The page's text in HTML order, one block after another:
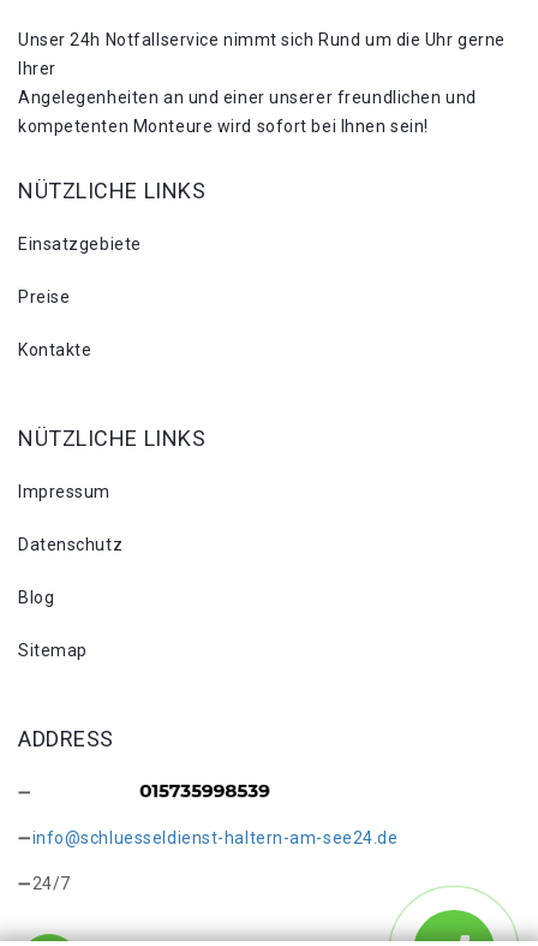
Unser 24h Notfallservice nimmt sich Rund um die Uhr gerne
Ihrer
Angelegenheiten an und einer unserer freundlichen und
kompetenten Monteure wird sofort bei Ihnen sein!
NÜTZLICHE LINKS
Einsatzgebiete
Preise
Kontakte
NÜTZLICHE LINKS
Impressum
Datenschutz
Blog
Sitemap
ADDRESS
info@schluesseldienst-haltern-am-see24.de
24/7